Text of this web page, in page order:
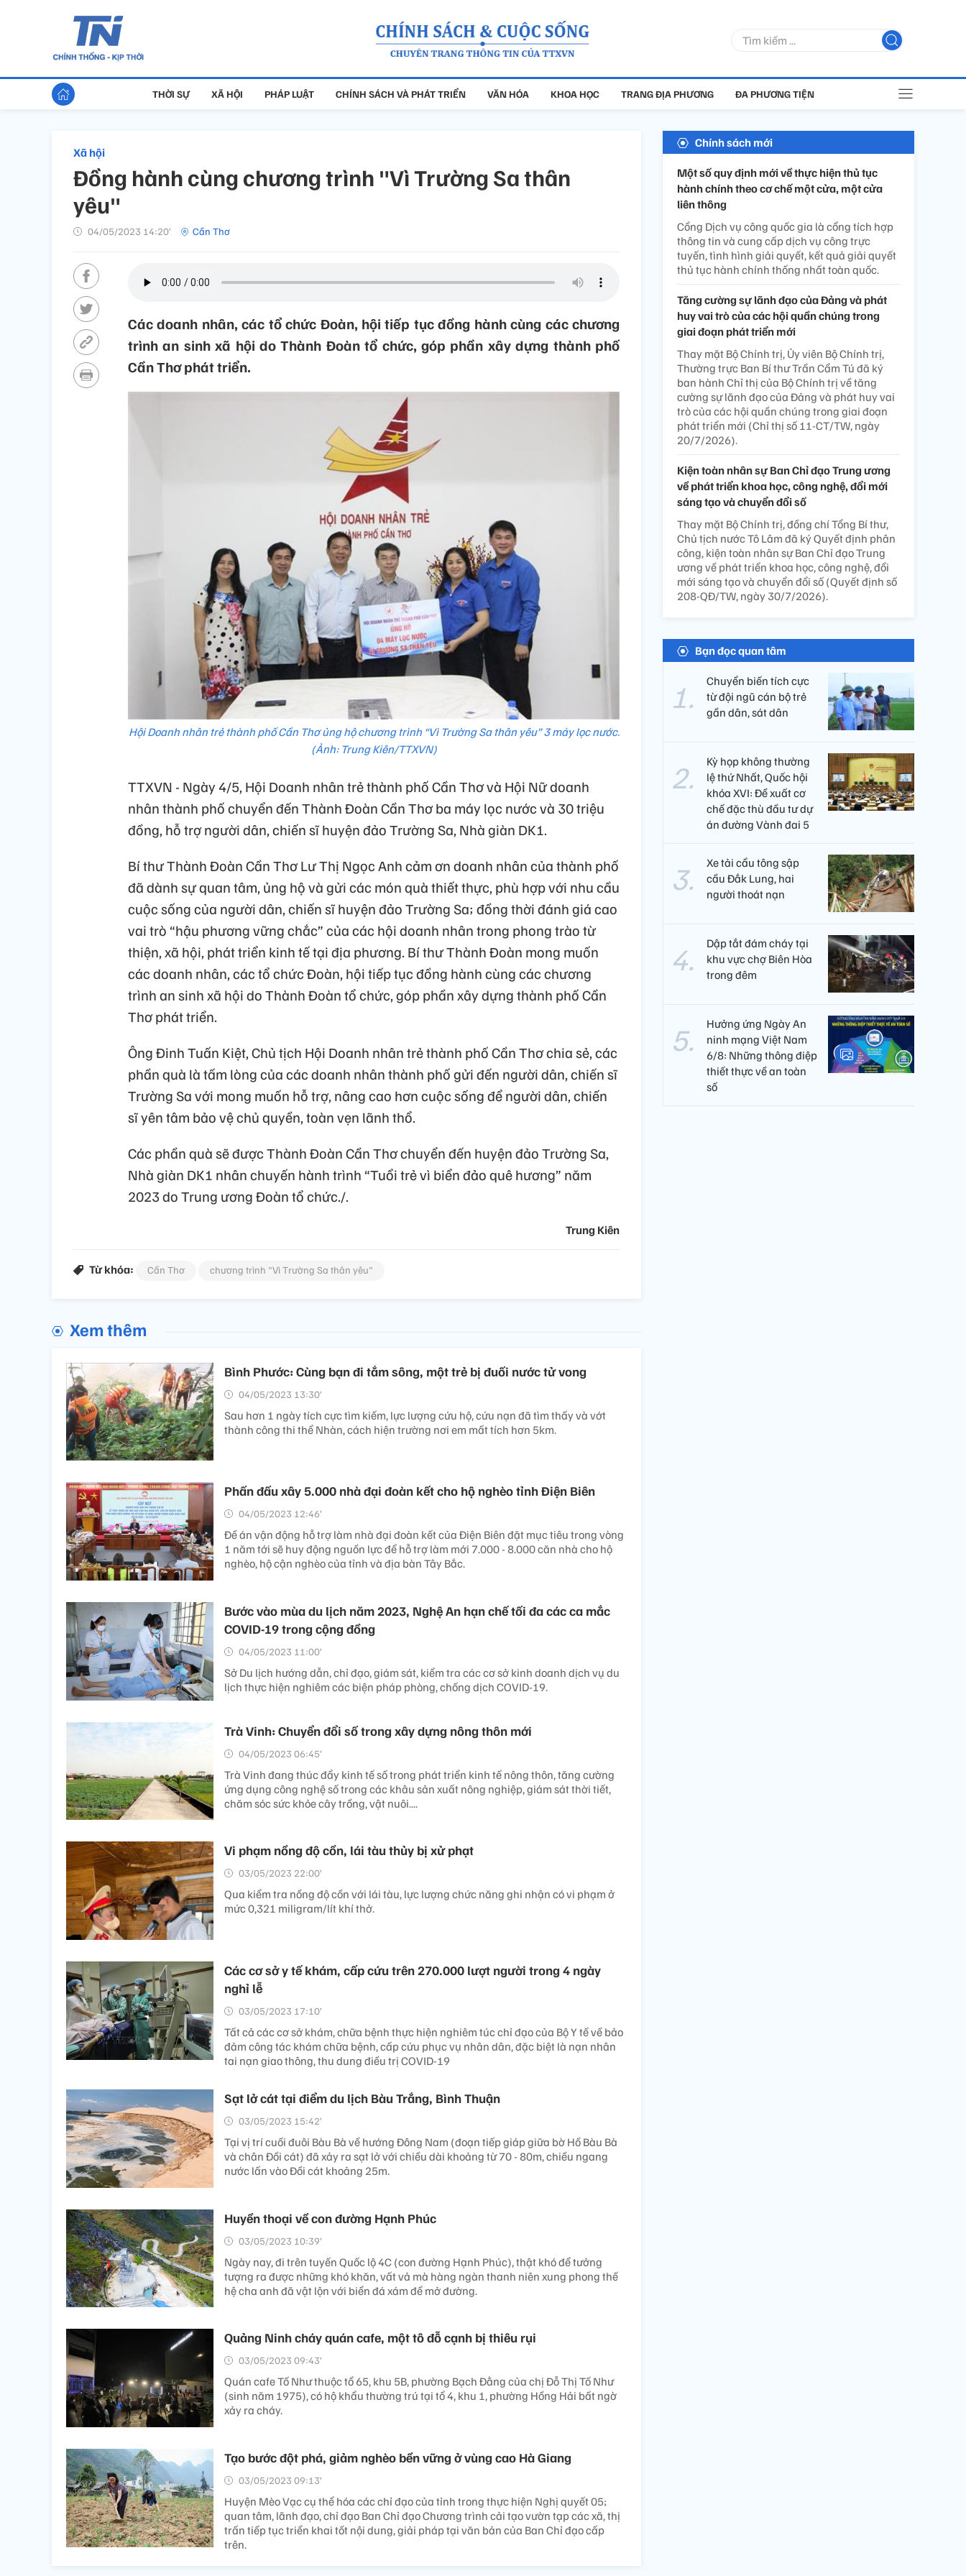
THỜI SỰ XÃ HỘI PHÁP LUẬT CHÍNH SÁCH VÀ PHÁT TRIỂN VĂN HÓA KHOA HỌC TRANG ĐỊA PHƯƠNG ĐA PHƯƠNG TIỆN
Xã hội
Đồng hành cùng chương trình "Vì Trường Sa thân
yêu"
04/05/2023 14:20’ Cần Thơ
Các doanh nhân, các tổ chức Đoàn, hội tiếp tục đồng hành cùng các chương
trình an sinh xã hội do Thành Đoàn tổ chức, góp phần xây dựng thành phố
Cần Thơ phát triển.
Hội Doanh nhân trẻ thành phố Cần Thơ ủng hộ chương trình “Vì Trường Sa thân yêu” 3 máy lọc nước.
(Ảnh: Trung Kiên/TTXVN)
TTXVN - Ngày 4/5, Hội Doanh nhân trẻ thành phố Cần Thơ và Hội Nữ doanh
nhân thành phố chuyển đến Thành Đoàn Cần Thơ ba máy lọc nước và 30 triệu
đồng, hỗ trợ người dân, chiến sĩ huyện đảo Trường Sa, Nhà giàn DK1.
Bí thư Thành Đoàn Cần Thơ Lư Thị Ngọc Anh cảm ơn doanh nhân của thành phố
đã dành sự quan tâm, ủng hộ và gửi các món quà thiết thực, phù hợp với nhu cầu
cuộc sống của người dân, chiến sĩ huyện đảo Trường Sa; đồng thời đánh giá cao
vai trò “hậu phương vững chắc” của các hội doanh nhân trong phong trào từ
thiện, xã hội, phát triển kinh tế tại địa phương. Bí thư Thành Đoàn mong muốn
các doanh nhân, các tổ chức Đoàn, hội tiếp tục đồng hành cùng các chương
trình an sinh xã hội do Thành Đoàn tổ chức, góp phần xây dựng thành phố Cần
Thơ phát triển.
Ông Đinh Tuấn Kiệt, Chủ tịch Hội Doanh nhân trẻ thành phố Cần Thơ chia sẻ, các
phần quà là tấm lòng của các doanh nhân thành phố gửi đến người dân, chiến sĩ
Trường Sa với mong muốn hỗ trợ, nâng cao hơn cuộc sống để người dân, chiến
sĩ yên tâm bảo vệ chủ quyền, toàn vẹn lãnh thổ.
Các phần quà sẽ được Thành Đoàn Cần Thơ chuyển đến huyện đảo Trường Sa,
Nhà giàn DK1 nhân chuyến hành trình “Tuổi trẻ vì biển đảo quê hương” năm
2023 do Trung ương Đoàn tổ chức./.
Trung Kiên
Từ khóa: Cần Thơ chương trình "Vì Trường Sa thân yêu"
Xem thêm
Bình Phước: Cùng bạn đi tắm sông, một trẻ bị đuối nước tử vong
04/05/2023 13:30’
Sau hơn 1 ngày tích cực tìm kiếm, lực lượng cứu hộ, cứu nạn đã tìm thấy và vớt
thành công thi thể Nhàn, cách hiện trường nơi em mất tích hơn 5km.
Phấn đấu xây 5.000 nhà đại đoàn kết cho hộ nghèo tỉnh Điện Biên
04/05/2023 12:46’
Đề án vận động hỗ trợ làm nhà đại đoàn kết của Điện Biên đặt mục tiêu trong vòng
1 năm tới sẽ huy động nguồn lực để hỗ trợ làm mới 7.000 - 8.000 căn nhà cho hộ
nghèo, hộ cận nghèo của tỉnh và địa bàn Tây Bắc.
Bước vào mùa du lịch năm 2023, Nghệ An hạn chế tối đa các ca mắc
COVID-19 trong cộng đồng
04/05/2023 11:00’
Sở Du lịch hướng dẫn, chỉ đạo, giám sát, kiểm tra các cơ sở kinh doanh dịch vụ du
lịch thực hiện nghiêm các biện pháp phòng, chống dịch COVID-19.
Trà Vinh: Chuyển đổi số trong xây dựng nông thôn mới
04/05/2023 06:45’
Trà Vinh đang thúc đẩy kinh tế số trong phát triển kinh tế nông thôn, tăng cường
ứng dụng công nghệ số trong các khâu sản xuất nông nghiệp, giám sát thời tiết,
chăm sóc sức khỏe cây trồng, vật nuôi....
Vi phạm nồng độ cồn, lái tàu thủy bị xử phạt
03/05/2023 22:00’
Qua kiểm tra nồng độ cồn với lái tàu, lực lượng chức năng ghi nhận có vi phạm ở
mức 0,321 miligram/lít khí thở.
Các cơ sở y tế khám, cấp cứu trên 270.000 lượt người trong 4 ngày
nghỉ lễ
03/05/2023 17:10’
Tất cả các cơ sở khám, chữa bệnh thực hiện nghiêm túc chỉ đạo của Bộ Y tế về bảo
đảm công tác khám chữa bệnh, cấp cứu phục vụ nhân dân, đặc biệt là nạn nhân
tai nạn giao thông, thu dung điều trị COVID-19
Sạt lở cát tại điểm du lịch Bàu Trắng, Bình Thuận
03/05/2023 15:42’
Tại vị trí cuối đuôi Bàu Bà về hướng Đông Nam (đoạn tiếp giáp giữa bờ Hồ Bàu Bà
và chân Đồi cát) đã xảy ra sạt lở với chiều dài khoảng từ 70 - 80m, chiều ngang
nước lấn vào Đồi cát khoảng 25m.
Huyền thoại về con đường Hạnh Phúc
03/05/2023 10:39’
Ngày nay, đi trên tuyến Quốc lộ 4C (con đường Hạnh Phúc), thật khó để tưởng
tượng ra được những khó khăn, vất vả mà hàng ngàn thanh niên xung phong thế
hệ cha anh đã vật lộn với biển đá xám để mở đường.
Quảng Ninh cháy quán cafe, một tô đỗ cạnh bị thiêu rụi
03/05/2023 09:43’
Quán cafe Tố Như thuộc tổ 65, khu 5B, phường Bạch Đằng của chị Đỗ Thị Tố Như
(sinh năm 1975), có hộ khẩu thường trú tại tổ 4, khu 1, phường Hồng Hải bất ngờ
xảy ra cháy.
Tạo bước đột phá, giảm nghèo bền vững ở vùng cao Hà Giang
03/05/2023 09:13’
Huyện Mèo Vạc cụ thể hóa các chỉ đạo của tỉnh trong thực hiện Nghị quyết 05;
quan tâm, lãnh đạo, chỉ đạo Ban Chỉ đạo Chương trình cải tạo vườn tạp các xã, thị
trấn tiếp tục triển khai tốt nội dung, giải pháp tại văn bản của Ban Chỉ đạo cấp
trên.
Chính sách mới
Một số quy định mới về thực hiện thủ tục
hành chính theo cơ chế một cửa, một cửa
liên thông
Cổng Dịch vụ công quốc gia là cổng tích hợp
thông tin và cung cấp dịch vụ công trực
tuyến, tình hình giải quyết, kết quả giải quyết
thủ tục hành chính thống nhất toàn quốc.
Tăng cường sự lãnh đạo của Đảng và phát
huy vai trò của các hội quần chúng trong
giai đoạn phát triển mới
Thay mặt Bộ Chính trị, Ủy viên Bộ Chính trị,
Thường trực Ban Bí thư Trần Cẩm Tú đã ký
ban hành Chỉ thị của Bộ Chính trị về tăng
cường sự lãnh đạo của Đảng và phát huy vai
trò của các hội quần chúng trong giai đoạn
phát triển mới (Chỉ thị số 11-CT/TW, ngày
20/7/2026).
Kiện toàn nhân sự Ban Chỉ đạo Trung ương
về phát triển khoa học, công nghệ, đổi mới
sáng tạo và chuyển đổi số
Thay mặt Bộ Chính trị, đồng chí Tổng Bí thư,
Chủ tịch nước Tô Lâm đã ký Quyết định phân
công, kiện toàn nhân sự Ban Chỉ đạo Trung
ương về phát triển khoa học, công nghệ, đổi
mới sáng tạo và chuyển đổi số (Quyết định số
208-QĐ/TW, ngày 30/7/2026).
Bạn đọc quan tâm
Chuyển biến tích cực
từ đội ngũ cán bộ trẻ
gần dân, sát dân
Kỳ họp không thường
lệ thứ Nhất, Quốc hội
khóa XVI: Đề xuất cơ
chế đặc thù đầu tư dự
án đường Vành đai 5
Xe tải cẩu tông sập
cầu Đắk Lung, hai
người thoát nạn
Dập tắt đám cháy tại
khu vực chợ Biên Hòa
trong đêm
Hưởng ứng Ngày An
ninh mạng Việt Nam
6/8: Những thông điệp
thiết thực về an toàn
số